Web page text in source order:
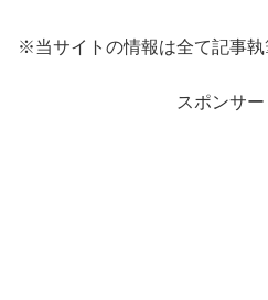
※当サイトの情報は全て記事
スポンサー